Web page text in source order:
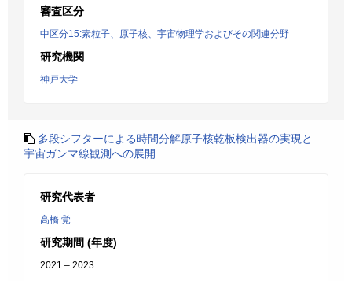
審査区分
中区分15:素粒子、原子核、宇宙物理学およびその関連分野
研究機関
神戸大学
多段シフターによる時間分解原子核乾板検出器の実現と
宇宙ガンマ線観測への展開
研究代表者
高橋 覚
研究期間 (年度)
2021 – 2023